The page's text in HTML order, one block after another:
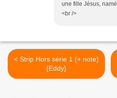
une fille Jésus,
<br />
< Strip Hors série 1 (+ note)
{Eddy}